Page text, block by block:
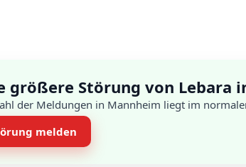
größere Störung von Lebara
der Meldungen in Mannheim liegt im
melden